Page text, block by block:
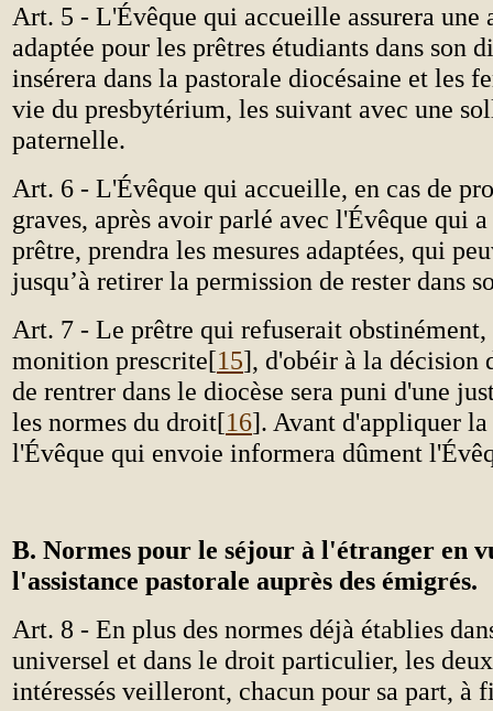
Art. 5 - L'Évêque qui accueille assurera une
adaptée pour les prêtres étudiants dans son
insérera dans la pastorale diocésaine et les
vie du presbytérium, les suivant avec une
paternelle.
Art. 6 - L'Évêque qui accueille, en cas de
graves, après avoir parlé avec l'Évêque qui
prêtre, prendra les mesures adaptées, qui
jusqu’à retirer la permission de rester dans
Art. 7 - Le prêtre qui refuserait obstinément,
monition prescrite[15], d'obéir à la décision
de rentrer dans le diocèse sera puni d'une
les normes du droit[16]. Avant d'appliquer la
l'Évêque qui envoie informera dûment
B. Normes pour le séjour à l'étranger en
l'assistance pastorale auprès des émigrés.
Art. 8 - En plus des normes déjà établies
universel et dans le droit particulier, les
intéressés veilleront, chacun pour sa part, à